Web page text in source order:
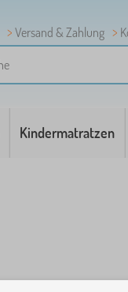
Versand & Zahlung
Kindermatratzen